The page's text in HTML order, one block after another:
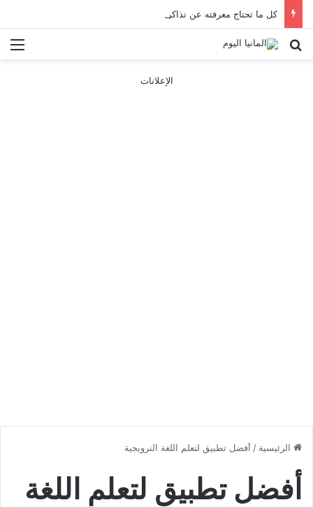
كل ما تحتاج معرفته عن تذاكر ووسائل النقل في باريس 2025
بحث عن
الإعلانات
الرئيسية / أفضل تطبيق لتعلم اللغة النرويجية
أفضل تطبيق لتعلم اللغة